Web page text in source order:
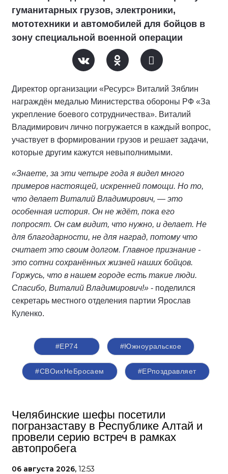
гуманитарных грузов, электроники,
мототехники и автомобилей для бойцов в
зону специальной военной операции
Директор организации «Ресурс» Виталий Зяблин
награждён медалью Министерства обороны РФ «За
укрепление боевого сотрудничества». Виталий
Владимирович лично погружается в каждый вопрос,
участвует в формировании грузов и решает задачи,
которые другим кажутся невыполнимыми.
«Знаете, за эти четыре года я видел много
примеров настоящей, искренней помощи. Но то,
что делает Виталий Владимирович, — это
особенная история. Он не ждёт, пока его
попросят. Он сам видит, что нужно, и делает. Не
для благодарности, не для наград, потому что
считает это своим долгом. Главное признание -
это сотни сохранённых жизней наших бойцов.
Горжусь, что в нашем городе есть такие люди.
Спасибо, Виталий Владимирович!» - поделился
секретарь местного отделения партии Ярослав
Куленко.
#ЕР74 #Южноуральское
#СВОихНеБросаем #ЕРпоздравляет
Челябинские шефы посетили
погранзаставу в Республике Алтай и
провели серию встреч в рамках
автопробега
06 августа 2026, 12:53